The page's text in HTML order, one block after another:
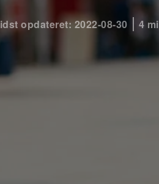
opdateret: 2022-08-30 4